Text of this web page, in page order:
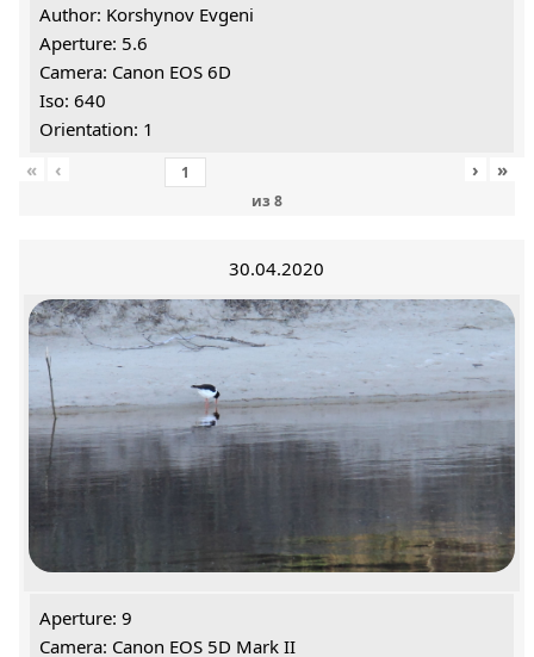
Author: Korshynov Evgeni
Aperture: 5.6
Camera: Canon EOS 6D
Iso: 640
Orientation: 1
«
‹
из 8
› »
30.04.2020
Aperture: 9
Camera: Canon EOS 5D Mark II